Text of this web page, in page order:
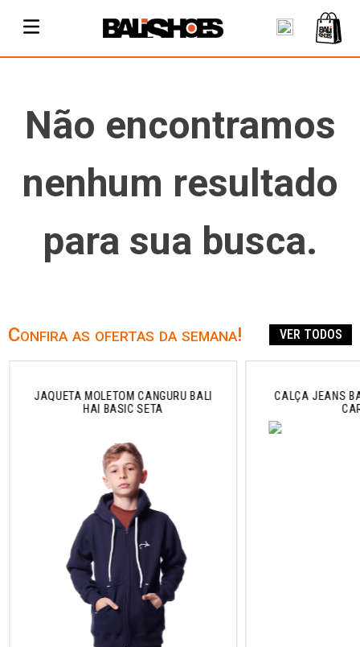
Não encontramos
nenhum resultado
para sua busca.
Confira as ofertas da semana! VER TODOS
JAQUETA MOLETOM CANGURU BALI
HAI BASIC SETA
CALÇA JEANS